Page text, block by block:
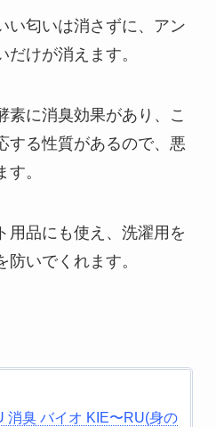
い匂いは消さずに、アン
けが消えます。
素に消臭効果があり、こ
する性質があるので、悪
。
用品にも使え、洗濯用を
いでくれます。
消臭 バイオ KIE〜RU(身の